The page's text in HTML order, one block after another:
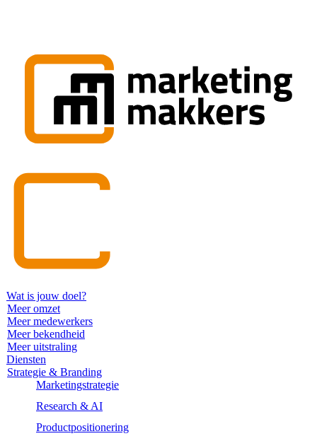
Wat is jouw doel?
Meer omzet
Meer medewerkers
Meer bekendheid
Meer uitstraling
Diensten
Strategie & Branding
Marketingstrategie
Research & AI
Productpositionering